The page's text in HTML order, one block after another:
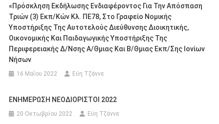
«Πρόσκληση Εκδήλωσης Ενδιαφέροντος Για Την Απόσπαση
Τριών (3) Εκπ/κών Κλ. ΠΕ78, Στο Γραφείο Νομικής
Υποστήριξης Της Αυτοτελούς Διεύθυνσης Διοικητικής,
Οικονομικής Και Παιδαγωγικής Υποστήριξης Της
Περιφερειακής Δ/νσης Α/θμιας Και Β/θμιας Εκπ/σης Ιονίων
Νήσων
16 Μαΐου 2022 Εύη Τζάννε
ΕΝΗΜΕΡΩΣΗ ΝΕΟΔΙΟΡΙΣΤΟΙ 2022
20 Οκτωβρίου 2022 Εύη Τζάννε